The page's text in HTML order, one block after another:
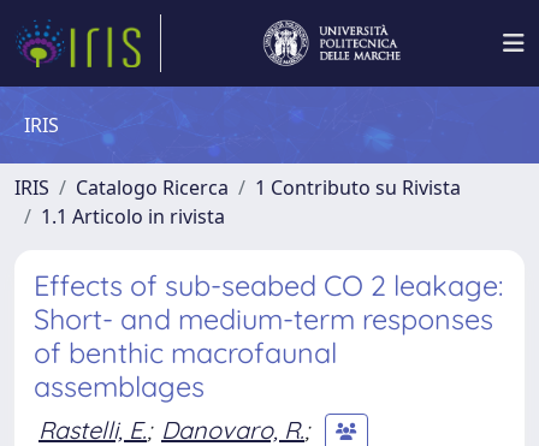
IRIS
IRIS Catalogo Ricerca
1 Contributo su Rivista
1.1 Articolo in rivista
Effects of sub-seabed CO 2 leakage:
Short- and medium-term responses
of benthic macrofaunal
assemblages
Rastelli, E.; Danovaro, R.;